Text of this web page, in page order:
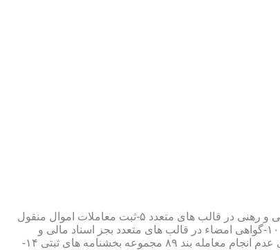
۱-ثبت اسناد مطابق مقررات قانونی ۲-ارائه مواد مصدق از اسناد ثبت شده ۳-تصدیق صحت امضاء،قبول و حفظ اسناد امانتی ۴-ثبت معاملات شرطی و رهنی در قالب های متعدد ۵-ثبت معاملات اموال منقول
۶-ثبت معاملات اموال غیر منقول ۷-ثبت وصیت در قالبهای عهدی و تکمیلی ۸-ثبت اقرارنامه در قالب های متعدد ۹-ثبت وکالت در قالب های متعدد ۱۰-گواهی امضاء در قالب های متعدد بجز اسناد مالی و
معاملاتی ۱۱-تصدیق کپی اسناد و اوراق مراجعین ۱۲-دریافت قبوض سپرده مستاجرین در قالب بند ۵۲ مجموعه بخشنامه های ثبتی ۱۳-صدور گواهی عدم انجام معامله بند ۸۹ مجموعه بخشنامه های ثبتی ۱۴-